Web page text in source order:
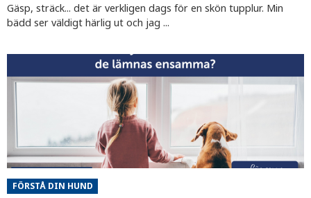
Gäsp, sträck... det är verkligen dags för en skön tupplur. Min
bädd ser väldigt härlig ut och jag ...
FÖRSTÅ DIN HUND